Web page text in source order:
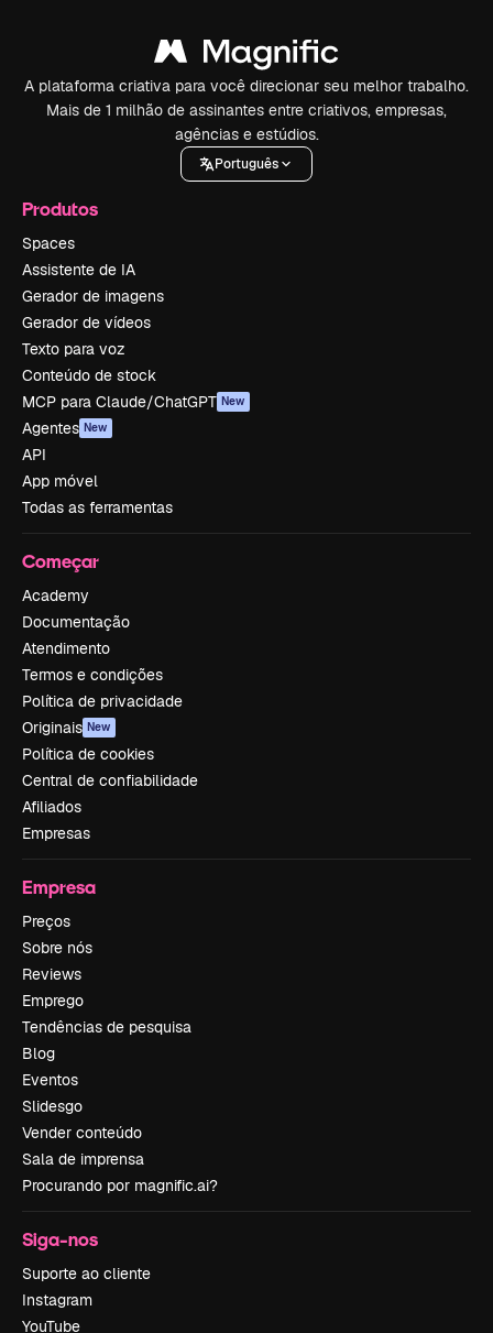
A plataforma criativa para você direcionar seu melhor trabalho.
Mais de 1 milhão de assinantes entre criativos, empresas,
agências e estúdios.
Português
Produtos
Spaces
Assistente de IA
Gerador de imagens
Gerador de vídeos
Texto para voz
Conteúdo de stock
MCP para Claude/ChatGPT New
Agentes New
API
App móvel
Todas as ferramentas
Começar
Academy
Documentação
Atendimento
Termos e condições
Política de privacidade
Originais New
Política de cookies
Central de confiabilidade
Afiliados
Empresas
Empresa
Preços
Sobre nós
Reviews
Emprego
Tendências de pesquisa
Blog
Eventos
Slidesgo
Vender conteúdo
Sala de imprensa
Procurando por magnific.ai?
Siga-nos
Suporte ao cliente
Instagram
YouTube